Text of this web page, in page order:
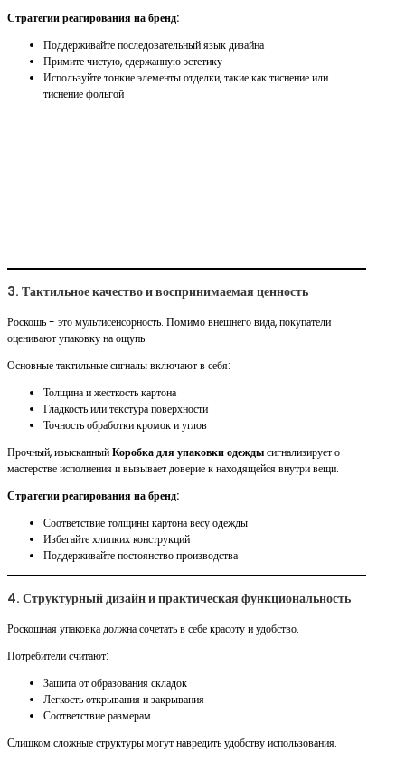
Стратегии реагирования на бренд:
Поддерживайте последовательный язык дизайна
Примите чистую, сдержанную эстетику
Используйте тонкие элементы отделки, такие как тиснение или
тиснение фольгой
3. Тактильное качество и воспринимаемая ценность
Роскошь - это мультисенсорность. Помимо внешнего вида, покупатели
оценивают упаковку на ощупь.
Основные тактильные сигналы включают в себя:
Толщина и жесткость картона
Гладкость или текстура поверхности
Точность обработки кромок и углов
Прочный, изысканныйКоробка для упаковки одеждысигнализирует о
мастерстве исполнения и вызывает доверие к находящейся внутри вещи.
Стратегии реагирования на бренд:
Соответствие толщины картона весу одежды
Избегайте хлипких конструкций
Поддерживайте постоянство производства
4. Структурный дизайн и практическая функциональность
Роскошная упаковка должна сочетать в себе красоту и удобство.
Потребители считают:
Защита от образования складок
Легкость открывания и закрывания
Соответствие размерам
Слишком сложные структуры могут навредить удобству использования.